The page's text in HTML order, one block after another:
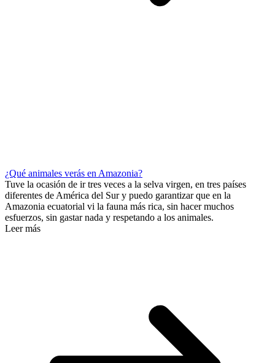
¿Qué animales verás en Amazonia?
Tuve la ocasión de ir tres veces a la selva virgen, en tres países
diferentes de América del Sur y puedo garantizar que en la
Amazonia ecuatorial vi la fauna más rica, sin hacer muchos
esfuerzos, sin gastar nada y respetando a los animales.
Leer más